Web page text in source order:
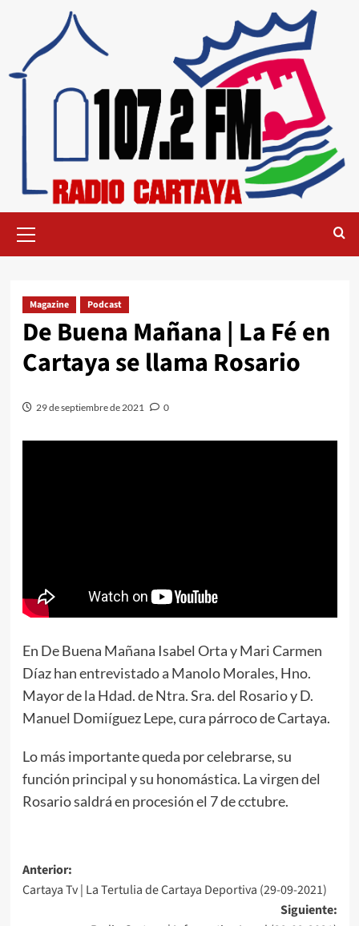
Magazine Podcast
De Buena Mañana | La Fé en
Cartaya se llama Rosario
29 de septiembre de 2021 0
En De Buena Mañana Isabel Orta y Mari Carmen
Díaz han entrevistado a Manolo Morales, Hno.
Mayor de la Hdad. de Ntra. Sra. del Rosario y D.
Manuel Domiíguez Lepe, cura párroco de Cartaya.
Lo más importante queda por celebrarse, su
función principal y su honomástica. La virgen del
Rosario saldrá en procesión el 7 de cctubre.
Anterior:
Cartaya Tv | La Tertulia de Cartaya Deportiva (29-09-2021)
Siguiente: